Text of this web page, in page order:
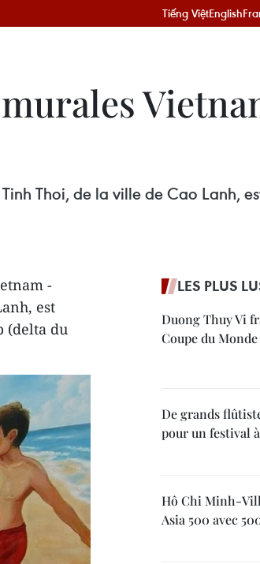
Tiếng ViệtEnglish
Thoi, de la ville de Cao Lanh,
-
est
(delta du
LES PLUS
Duong Thuy Vi
Coupe du
De grands
pour un festival
Hô Chi Minh-
Asia 500 avec